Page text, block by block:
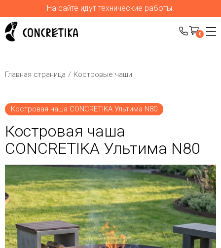
На сайте идут технические работы.
0
Главная страница Костровые чаши
Костровая чаша CONCRETIKA Ультима N80
Костровая чаша
CONCRETIKA Ультима N80